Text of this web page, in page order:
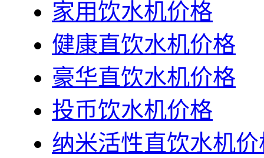
家用饮水机价格
健康直饮水机价格
豪华直饮水机价格
投币饮水机价格
纳米活性直饮水机价